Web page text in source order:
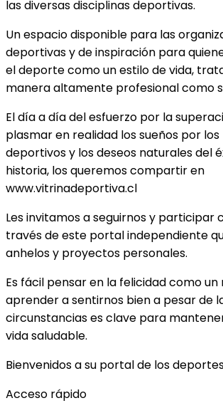
las diversas disciplinas deportivas.
Un espacio disponible para las
deportivas y de inspiración para
el deporte como un estilo de vida,
manera altamente profesional como
El día a día del esfuerzo por la
plasmar en realidad los sueños por
deportivos y los deseos naturales del
historia, los queremos compartir en
www.vitrinadeportiva.cl
Les invitamos a seguirnos y participar
través de este portal independiente
anhelos y proyectos personales.
Es fácil pensar en la felicidad como
aprender a sentirnos bien a pesar de
circunstancias es clave para
vida saludable.
Bienvenidos a su portal de los
Acceso rápido